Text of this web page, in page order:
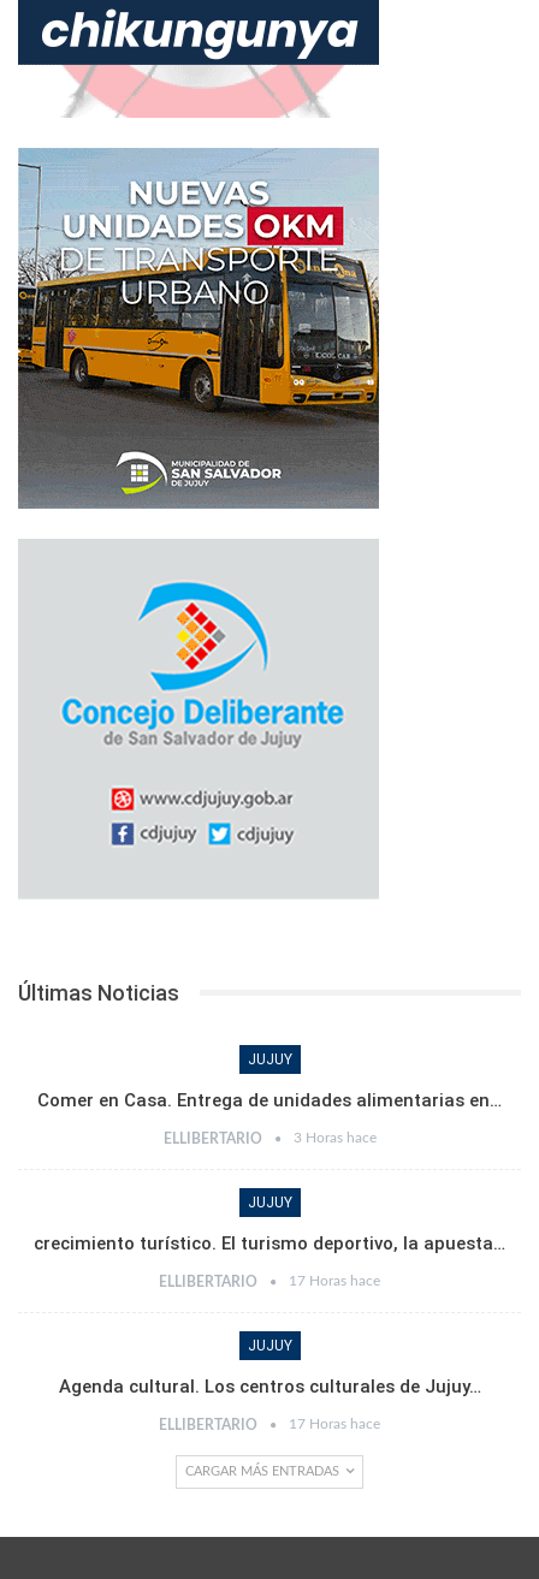
Últimas Noticias
JUJUY
Comer en Casa. Entrega de unidades alimentarias en…
ELLIBERTARIO 3 Horas hace
JUJUY
crecimiento turístico. El turismo deportivo, la apuesta…
ELLIBERTARIO 17 Horas hace
JUJUY
Agenda cultural. Los centros culturales de Jujuy…
ELLIBERTARIO 17 Horas hace
CARGAR MÁS ENTRADAS